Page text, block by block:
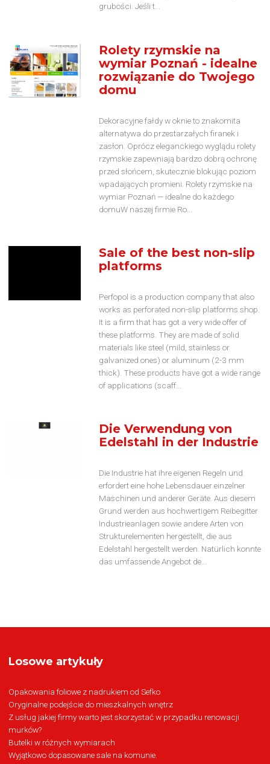
grubości. Jeśli t...
Rolety rzymskie na
wymiar Poznań - idealne
rozwiązanie do Twojego
domu
Dekoracyjne fałdy w oknie to znakomita
alternatywa do przestarzałych firanek i
zasłon. Oprócz eleganckiego wyglądu rolety
rzymskie zapewniają bardzo dobrą ochronę
przed słońcem, skutecznie blokując poziom
wpadających promieni. Rolety rzymskie na
wymiar Poznań — idealne do każdego
domuW naszej firmie Ro...
Sale of the best non-slip
platforms
Perfopol is a production company that also
works as perforated non-slip platforms shop.
It is a firm that has got a very wide offer of
these platforms. They are made of solid
materials like steel (mild, stainless or
galvanized ones) or aluminum (2-3 mm
thick). These products have got a wide range
of applications (scaff...
Die Verwendung von
Edelstahl in der Industrie
Die Industrie hat ihre eigenen Regeln und
erfordert eine hohe Lebensdauer einzelner
Maschinen und anderer Geräte. Aus diesem
Grund werden aus hochwertigem Reibegitter
Industrieanlagen sowie andere Arten von
Strukturelementen hergestellt, die aus
Edelstahl hergestellt werden. Natürlich konnte
das umfassende Angebot de...
Losowe artykuły
Opakowania foliowe z nadrukiem od Sefko
Oryginalne podejście do mieszkalnych wnętrz
Z usług jakiej firmy warto jest skorzystać w przypadku renowacji
murków?
Butelki w różnych wymiarach
Wyjątkowo dopasowane sale na komunie.